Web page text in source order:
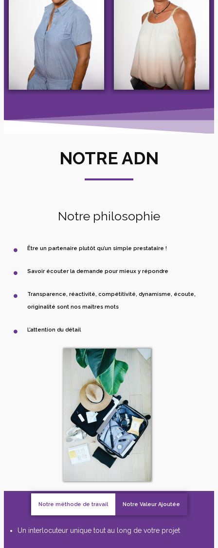
NOTRE ADN
Notre philosophie
Être un partenaire plutôt qu’un simple prestataire !
Savoir écouter la demande pour mieux y répondre
Transparence, réactivité, compétitivité, dynamisme, écoute,
originalité sont nos maîtres mots
L’attention du détail
Notre méthode de travail Notre Valeur Ajoutée
Un interlocuteur unique tout au long de votre projet